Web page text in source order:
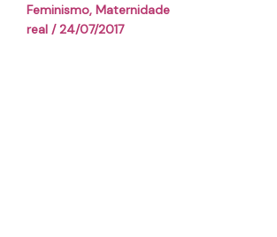
Feminismo, Maternidade
real/24/07/2017